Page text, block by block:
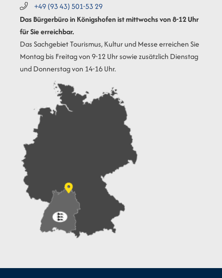
+49 (9343) 501-5329
Das Bürgerbüro in Königshofen ist mittwochs von 8-12 Uhr
für Sie erreichbar.
Das Sachgebiet Tourismus, Kultur und Messe erreichen Sie
Montag bis Freitag von 9-12 Uhr sowie zusätzlich Dienstag
und Donnerstag von 14-16 Uhr.